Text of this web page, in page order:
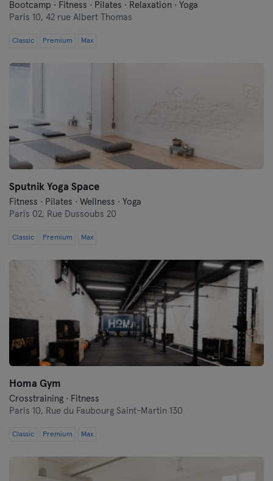
Bootcamp · Fitness · Pilates · Relaxation · Yoga
Paris 10, 42 rue Albert Thomas
Classic Premium Max
Sputnik Yoga Space
Fitness · Pilates · Wellness · Yoga
Paris 02, Rue Dussoubs 20
Classic Premium Max
Homa Gym
Crosstraining · Fitness
Paris 10, Rue du Faubourg Saint-Martin 130
Classic Premium Max
Rennes
Rouen
Tours